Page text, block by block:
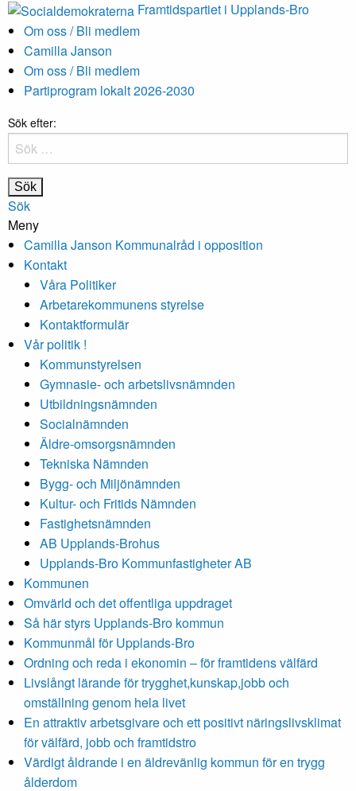
Framtidspartiet i Upplands-Bro
Om oss / Bli medlem
Camilla Janson
Om oss / Bli medlem
Partiprogram lokalt 2026-2030
Sök efter:
Sök
Meny
Camilla Janson Kommunalråd i opposition
Kontakt
Våra Politiker
Arbetarekommunens styrelse
Kontaktformulär
Vår politik !
Kommunstyrelsen
Gymnasie- och arbetslivsnämnden
Utbildningsnämnden
Socialnämnden
Äldre-omsorgsnämnden
Tekniska Nämnden
Bygg- och Miljönämnden
Kultur- och Fritids Nämnden
Fastighetsnämnden
AB Upplands-Brohus
Upplands-Bro Kommunfastigheter AB
Kommunen
Omvärld och det offentliga uppdraget
Så här styrs Upplands-Bro kommun
Kommunmål för Upplands-Bro
Ordning och reda i ekonomin – för framtidens välfärd
Livslångt lärande för trygghet,kunskap,jobb och
omställning genom hela livet
En attraktiv arbetsgivare och ett positivt näringslivsklimat
för välfärd, jobb och framtidstro
Värdigt åldrande i en äldrevänlig kommun för en trygg
ålderdom